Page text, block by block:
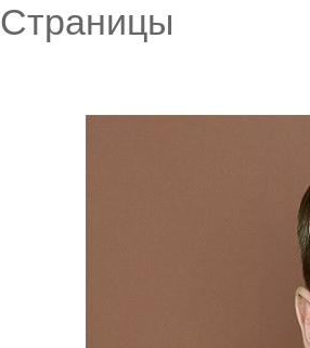
Страницы